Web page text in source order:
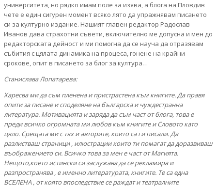
университета, но рядко имам поле за изява, а блога на Пловдив
чете е един сигурен момент всяко лято да упражнявам писането
си за културно издание. Нашият главен редактор Радослав
Иванов дава страхотни съвети, включително ме допусна и мен до
редакторската дейност и ми помогна да се науча да отразявам
събития с цялата динамика на процеса, гонене на крайни
срокове, опит в писането за блог за култура…
Станислава Лопатарева:
Харесва ми да съм пленена и пристрастена към книгите. Да правя
опити за писане и споделяне на българска и чуждестранна
литература. Мотивацията и заряда да съм част от блога, това е
преди всичко огромната ми любов към книгите и Словото като
цяло. Срещата ми с тях и авторите, които са ги писали. Да
разлистваш страници , илюстрации които ти помагат да доразвиваш
въображението си. Всичко това за мен е част от Магията.
Нещото,което истински си заслужава да се рекламира и
разпространява , е именно литературата, книгите. Те са една
ВСЕЛЕНА , от която впоследствие се раждат и театралните